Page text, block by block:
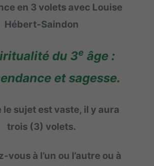
en 3 volets avec Louise
Hébert-Saindon
du 3e âge :
et sagesse.
le sujet est vaste, il y aura
trois (3) volets.
vous à l’un ou l’autre ou à